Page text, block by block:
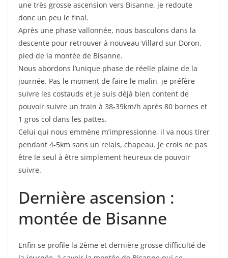
une très grosse ascension vers Bisanne, je redoute
donc un peu le final.
Après une phase vallonnée, nous basculons dans la
descente pour retrouver à nouveau Villard sur Doron,
pied de la montée de Bisanne.
Nous abordons l’unique phase de réelle plaine de la
journée. Pas le moment de faire le malin, je préfère
suivre les costauds et je suis déjà bien content de
pouvoir suivre un train à 38-39km/h après 80 bornes et
1 gros col dans les pattes.
Celui qui nous emmène m’impressionne, il va nous tirer
pendant 4-5km sans un relais, chapeau. Je crois ne pas
être le seul à être simplement heureux de pouvoir
suivre.
Dernière ascension :
montée de Bisanne
Enfin se profile la 2ème et dernière grosse difficulté de